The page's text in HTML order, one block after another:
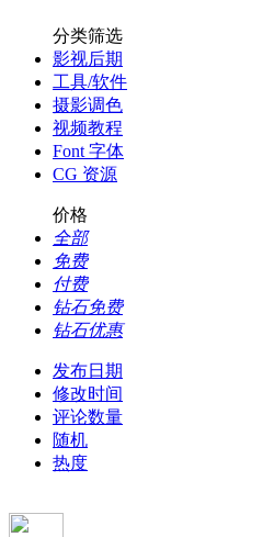
分类筛选
影视后期
工具/软件
摄影调色
视频教程
Font 字体
CG 资源
价格
全部
免费
付费
钻石免费
钻石优惠
发布日期
修改时间
评论数量
随机
热度